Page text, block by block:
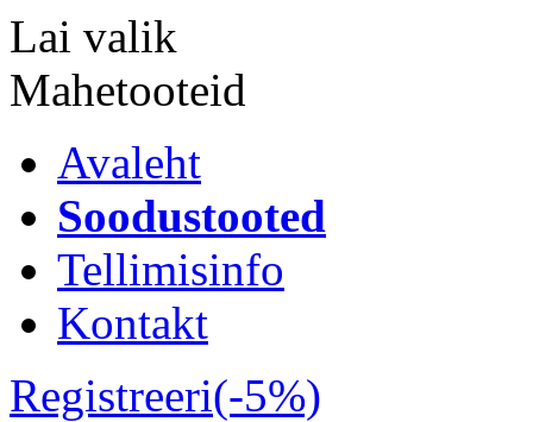
Lai valik
Mahetooteid
Avaleht
Soodustooted
Tellimisinfo
Kontakt
Registreeri(-5%)